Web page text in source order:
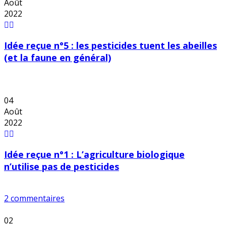
Août
2022
Idée reçue n°5 : les pesticides tuent les abeilles
(et la faune en général)
04
Août
2022
Idée reçue n°1 : L’agriculture biologique
n’utilise pas de pesticides
2 commentaires
02